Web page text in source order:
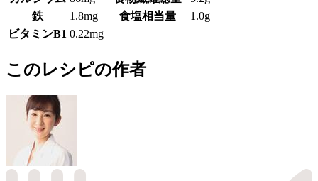
鉄
1.8mg 食塩相当量
1.0g
ビタミンB1 0.22mg
このレシピの作者